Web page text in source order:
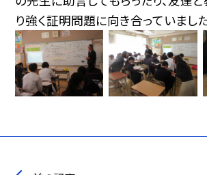
り強く証明問題に向き合っていました